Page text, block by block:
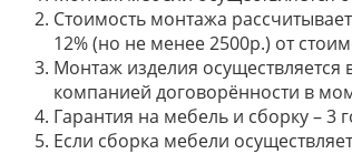
Стоимость монтажа
12% (но не менее 2500р.) от
Монтаж изделия осуществляется
компанией договорённости в
Гарантия на мебель и сборку – 3
Если сборка мебели